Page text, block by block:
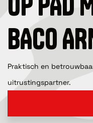
BACO
Praktisch en
uitrustingspartner.